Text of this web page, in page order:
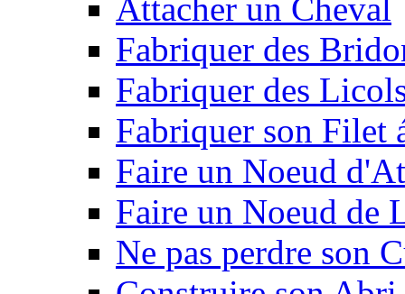
Attacher un Cheval
Fabriquer des
Fabriquer des
Fabriquer son Filet
Faire un Noeud
Faire un Noeud de
Ne pas perdre son